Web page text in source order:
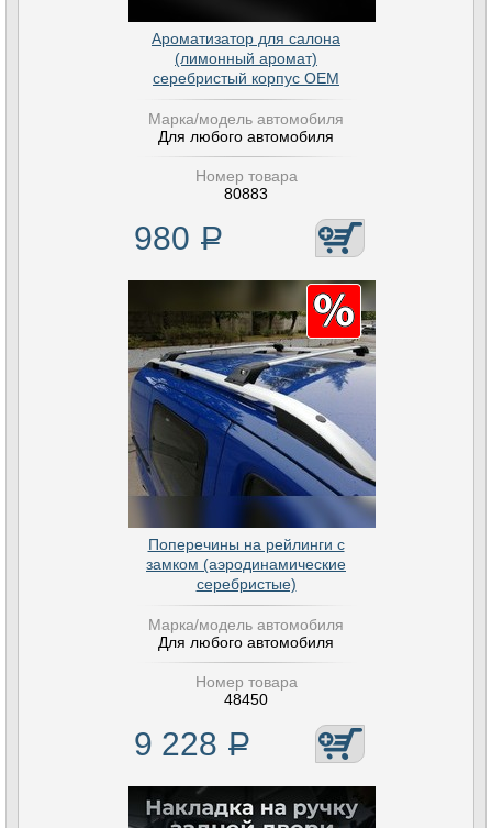
Ароматизатор для салона
(лимонный аромат)
серебристый корпус OEM
Марка/модель автомобиля
Для любого автомобиля
Номер товара
80883
980 Р
Поперечины на рейлинги с
замком (аэродинамические
серебристые)
Марка/модель автомобиля
Для любого автомобиля
Номер товара
48450
9 228 Р